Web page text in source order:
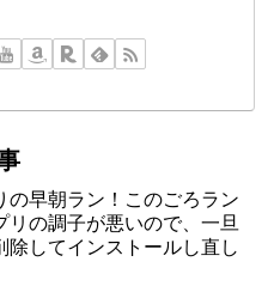
の早朝ラン！このごろラン
リの調子が悪いので、一旦
除してインストールし直し